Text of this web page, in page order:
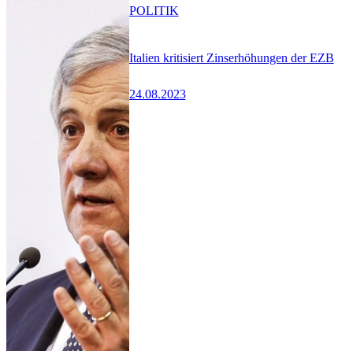
Italien kritisiert Zinserhöhungen der EZB
24.08.2023
POLITIK